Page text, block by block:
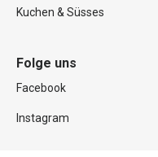
Kuchen & Süsses
Folge uns
Facebook
Instagram